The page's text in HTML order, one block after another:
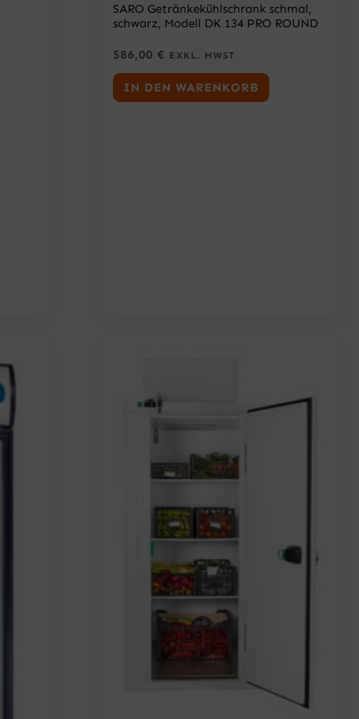
SARO Getränkekühlschrank schmal,
schwarz, Modell DK 134 PRO ROUND
586,00 € EXKL. MWST
IN DEN WARENKORB